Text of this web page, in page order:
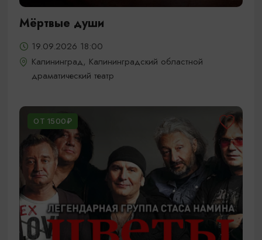
Мёртвые души
19.09.2026 18:00
Калининград, Калининградский областной
драматический театр
ОТ 1500₽